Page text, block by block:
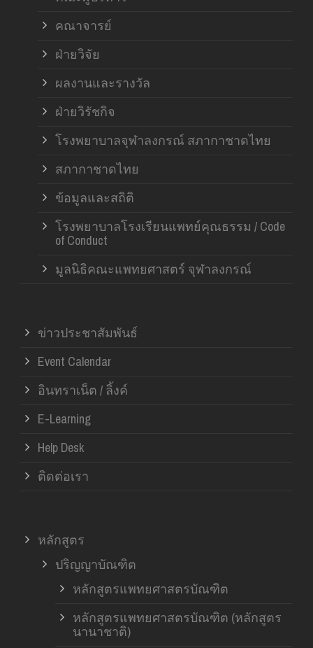
คณาจารย์
ฝ่ายวิจัย
ผลงานและรางวัล
ฝ่ายวิรัชกิจ
โรงพยาบาลจุฬาลงกรณ์ สภากาชาดไทย
สภากาชาดไทย
ข้อมูลและสถิติ
โรงพยาบาลโรงเรียนแพทย์คุณธรรม / Code
of Conduct
มูลนิธิคณะแพทยศาสตร์ จุฬาลงกรณ์
ข่าวประชาสัมพันธ์
Event Calendar
อินทราเน็ต / ลิ้งค์
E-Learning
Help Desk
ติดต่อเรา
หลักสูตร
ปริญญาบัณฑิต
หลักสูตรแพทยศาสตรบัณฑิต
หลักสูตรแพทยศาสตรบัณฑิต (หลักสูตร
นานาชาติ)